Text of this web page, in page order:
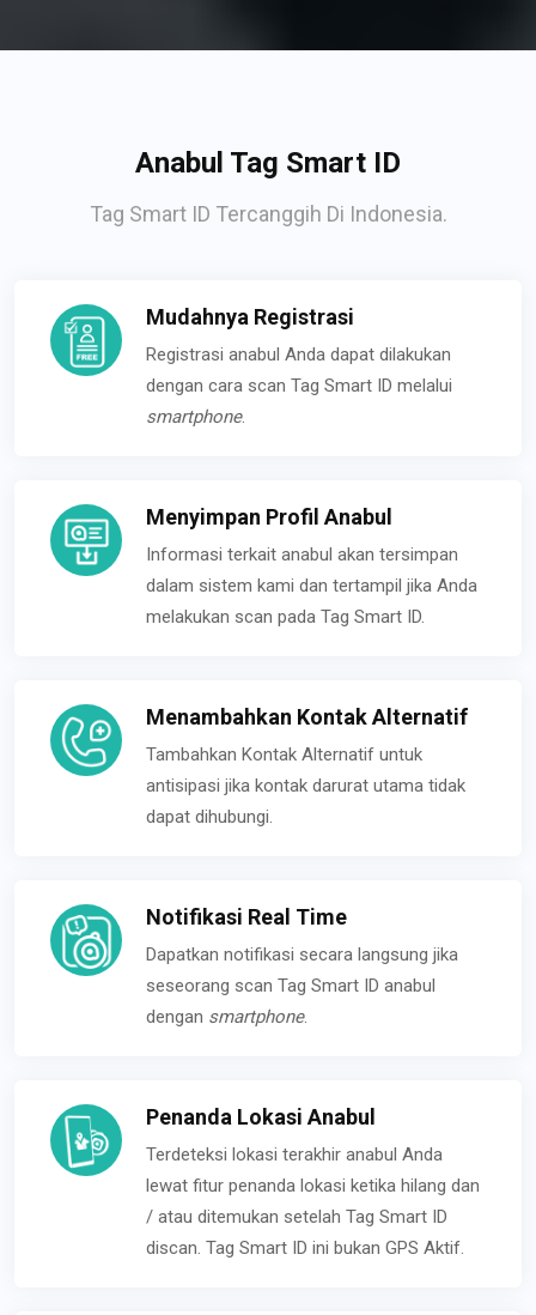
Anabul Tag Smart ID
Tag Smart ID Tercanggih Di Indonesia.
Mudahnya Registrasi
Registrasi anabul Anda dapat dilakukan
dengan cara scan Tag Smart ID melalui
smartphone.
Menyimpan Profil Anabul
Informasi terkait anabul akan tersimpan
dalam sistem kami dan tertampil jika Anda
melakukan scan pada Tag Smart ID.
Menambahkan Kontak Alternatif
Tambahkan Kontak Alternatif untuk
antisipasi jika kontak darurat utama tidak
dapat dihubungi.
Notifikasi Real Time
Dapatkan notifikasi secara langsung jika
seseorang scan Tag Smart ID anabul
dengan smartphone.
Penanda Lokasi Anabul
Terdeteksi lokasi terakhir anabul Anda
lewat fitur penanda lokasi ketika hilang dan
/ atau ditemukan setelah Tag Smart ID
discan. Tag Smart ID ini bukan GPS Aktif.